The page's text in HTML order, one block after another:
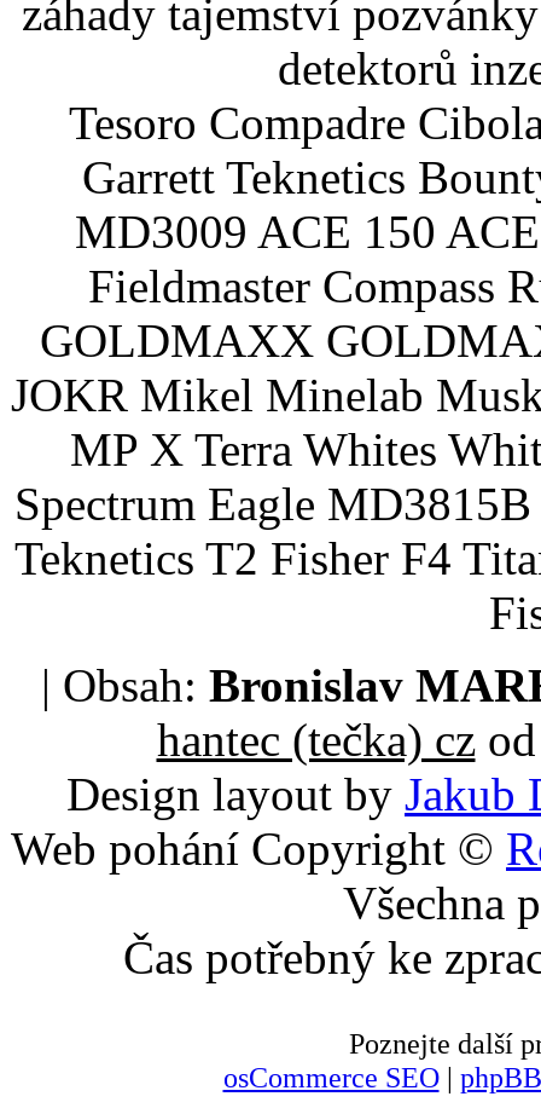
záhady tajemství
detektorů
Tesoro Compadre
Garrett Teknetics
MD3009 ACE 150
Fieldmaster Compass
GOLDMAXX
JOKR Mikel Minelab
MP X Terra Whites
Spectrum Eagle
Teknetics T2 Fisher F4
| Obsah: Bronislav
hantec (tečka) czod
Design layout by Jakub
Web pohání Copyright ©
Všechna
Čas potřebný ke
Poznejte další
osCommerce SEO|